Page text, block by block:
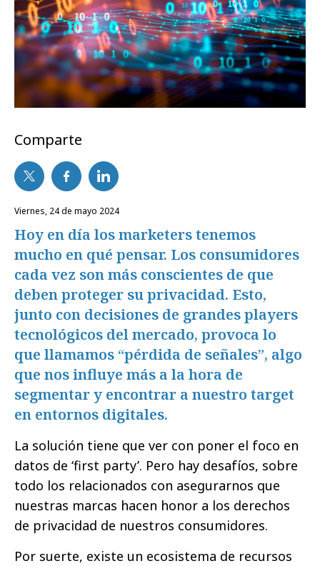
Comparte
viernes, 24 de mayo 2024
Hoy en día los marketers tenemos
mucho en qué pensar. Los consumidores
cada vez son más conscientes de que
deben proteger su privacidad. Esto,
junto con decisiones de grandes players
tecnológicos del mercado, provoca lo
que llamamos “pérdida de señales”, algo
que nos influye más a la hora de
segmentar y encontrar a nuestro target
en entornos digitales.
La solución tiene que ver con poner el foco en
datos de ‘first party’. Pero hay desafíos, sobre
todo los relacionados con asegurarnos que
nuestras marcas hacen honor a los derechos
de privacidad de nuestros consumidores.
Por suerte, existe un ecosistema de recursos